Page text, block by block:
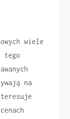
wiele
tego
na